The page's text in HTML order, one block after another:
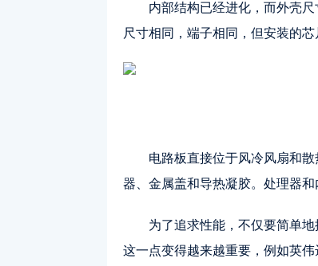
内部结构已经进化，而外壳
尺寸相同，端子相同，但安装的
电路板直接位于风冷风扇和
器、金属盖和导热凝胶。处理器
为了追求性能，不仅要简单
这一点变得越来越重要，例如英